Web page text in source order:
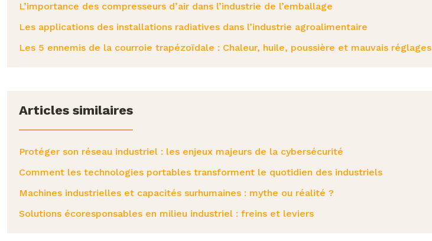
L’importance des compresseurs d’air dans l’industrie de l’emballage
Les applications des installations radiatives dans l’industrie agroalimentaire
Les 5 ennemis de la courroie trapézoïdale : Chaleur, huile, poussière et mauvais réglages
Articles similaires
Protéger son réseau industriel : les enjeux majeurs de la cybersécurité
Comment les technologies portables transforment le quotidien des industriels
Machines industrielles et capacités surhumaines : mythe ou réalité ?
Solutions écoresponsables en milieu industriel : freins et leviers